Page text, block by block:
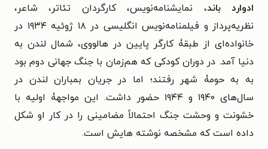
ادوارد باند، نمایشنامه‌نویس، کارگردان تئاتر، شاعر،
نظریه‌پرداز و فیلمنامه‌نویس انگلیسی در ۱۸ ژوئیه ۱۹۳۴ در
خانواده‌ای از طبقۀ کارگر پایین در هالووی، شمال لندن به
دنیا آمد. در دوران کودکی که هم‌زمان با جنگ جهانی دوم بود
به به حومۀ شهر رفتند؛ اما در جریان بمباران لندن در
سال‌های ۱۹۴۰ و ۱۹۴۴ حضور داشت. این مواجهۀ اولیه با
خشونت و وحشت جنگ احتمالاً مضامینی را در کار او شکل
داده است که مشخصه نوشته هایش است.